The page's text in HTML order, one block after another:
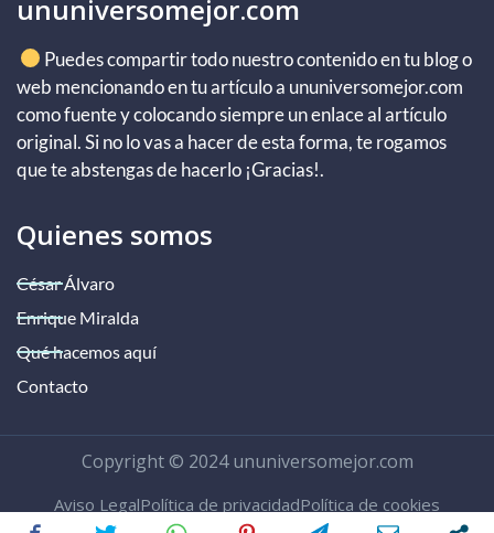
ununiversomejor.com
Puedes compartir todo nuestro contenido en tu blog o
web mencionando en tu artículo a ununiversomejor.com
como fuente y colocando siempre un enlace al artículo
original. Si no lo vas a hacer de esta forma, te rogamos
que te abstengas de hacerlo ¡Gracias!.
Quienes somos
César Álvaro
Enrique Miralda
Qué hacemos aquí
Contacto
Copyright © 2024 ununiversomejor.com
Aviso LegalPolítica de privacidadPolítica de cookies